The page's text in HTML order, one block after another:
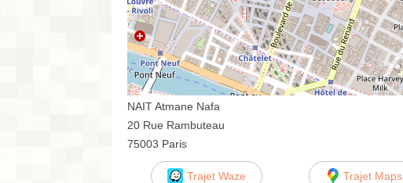
NAIT Atmane Nafa
20 Rue Rambuteau
75003 Paris
Trajet Waze Trajet Maps